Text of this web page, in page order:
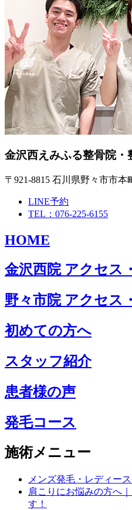
金沢西えみふる整骨院・
〒921-8815 石川県野々市市本
LINE予約
TEL：076-225-6155
HOME
金沢西院 アクセス
野々市院 アクセス
初めての方へ
スタッフ紹介
患者様の声
発毛コース
施術メニュー
メンズ発毛・レディー
肩こりにお悩みの方へ
す！